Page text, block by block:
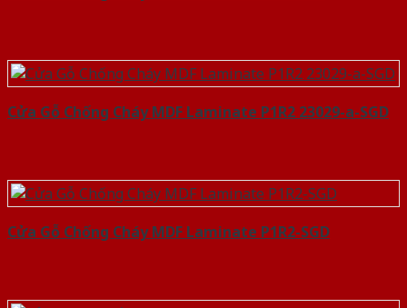
Cửa Gỗ Chống Cháy MDF Laminate P1R2 23029-a-SGD
Cửa Gỗ Chống Cháy MDF Laminate P1R2-SGD